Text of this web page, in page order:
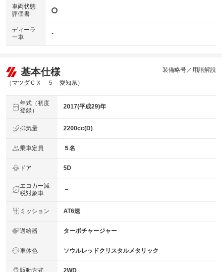
車両状態
評価書
ディーラ
ー車
-
基本仕様
（マツダＣＸ－５ 愛知県）
装備略号／用語解説
年式（初度
登録）
2017(平成29)年
排気量 2200cc(D)
乗車定員 ５名
ドア 5D
エコカー減
税対象車
－
ミッション AT6速
過給器 ターボチャージャー
車体色 ソウルレッドクリスタルメタリック
駆動方式 2WD